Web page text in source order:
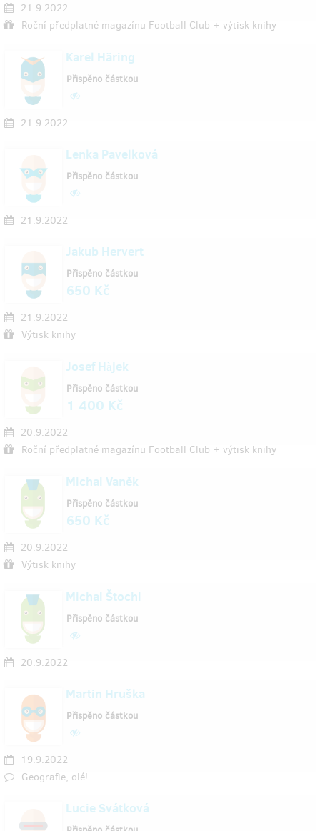
21.9.2022
Roční předplatné magazínu Football Club + výtisk knihy
Karel Häring
21.9.2022
Přispěno částkou
Lenka Pavelková
21.9.2022
Přispěno částkou
Jakub Hervert
21.9.2022
Výtisk knihy
Přispěno částkou
650 Kč
Josef Hàjek
20.9.2022
Roční předplatné magazínu Football Club + výtisk knihy
Přispěno částkou
1 400 Kč
Michal Vaněk
20.9.2022
Výtisk knihy
Přispěno částkou
650 Kč
Michal Štochl
20.9.2022
Přispěno částkou
Martin Hruška
19.9.2022
Geografie, olé!
Přispěno částkou
Lucie Svátková